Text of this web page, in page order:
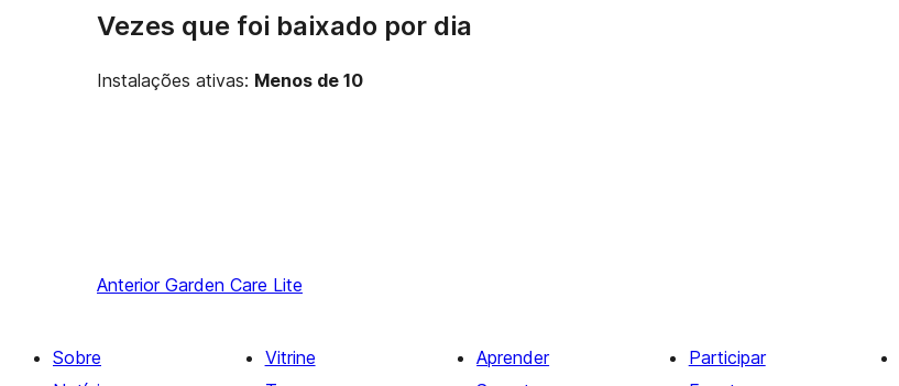
Vezes que foi baixado por dia
Instalações ativas: Menos de 10
Anterior Garden Care Lite
Sobre
Vitrine
Aprender
Participar